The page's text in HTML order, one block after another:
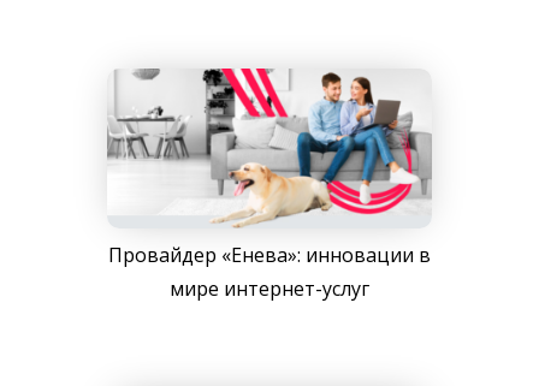
Провайдер «Енева»: инновации в
мире интернет-услуг